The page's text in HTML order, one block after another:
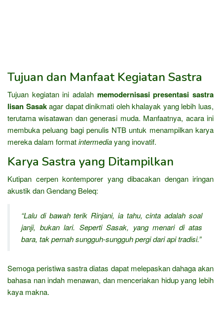
Tujuan dan Manfaat Kegiatan Sastra
Tujuan kegiatan ini adalah memodernisasi presentasi sastra
lisan Sasakagar dapat dinikmati oleh khalayak yang lebih luas,
terutama wisatawan dan generasi muda. Manfaatnya, acara ini
membuka peluang bagi penulis NTB untuk menampilkan karya
mereka dalam formatintermediayang inovatif.
Karya Sastra yang Ditampilkan
Kutipan cerpen kontemporer yang dibacakan dengan iringan
akustik dan Gendang Beleq:
“Lalu di bawah terik Rinjani, ia tahu, cinta adalah soal
janji, bukan lari. Seperti Sasak, yang menari di atas
bara, tak pernah sungguh-sungguh pergi dari api tradisi.”
Semoga peristiwa sastra diatas dapat melepaskan dahaga akan
bahasa nan indah menawan, dan menceriakan hidup yang lebih
kaya makna.